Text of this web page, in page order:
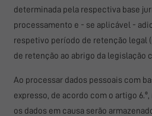
determinada pela respectiva base
processamento e - se aplicável -
respetivo período de retenção legal
de retenção ao abrigo da legislação
Ao processar dados pessoais com
expresso, de acordo com o artigo 6.º,
os dados em causa serão